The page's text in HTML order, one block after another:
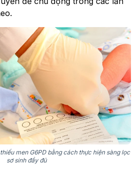
men G6PD bằng cách thực hiện sàng lọc
sơ sinh đầy đủ